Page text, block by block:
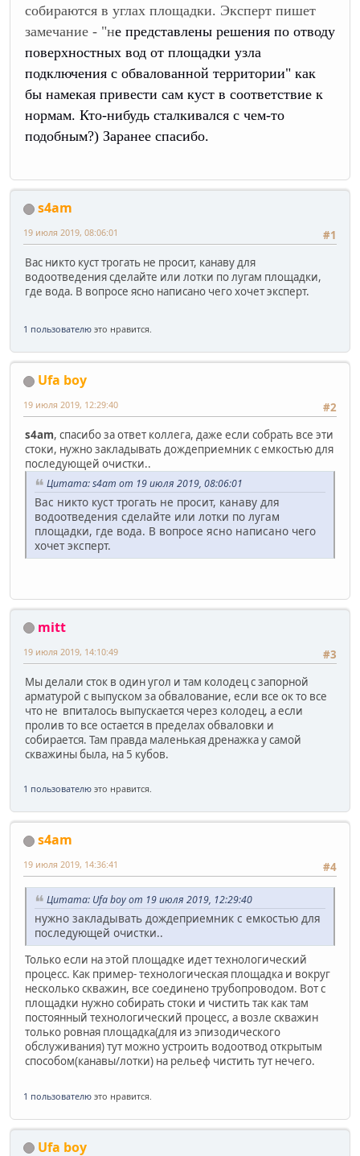
собираются в углах площадки. Эксперт пишет
замечание - "не представлены решения по отводу
поверхностных вод от площадки узла
подключения с обвалованной территории" как
бы намекая привести сам куст в соответствие к
нормам. Кто-нибудь сталкивался с чем-то
подобным?) Заранее спасибо.
s4am
#1
19 июля 2019, 08:06:01
Вас никто куст трогать не просит, канаву для
водоотведения сделайте или лотки по лугам площадки,
где вода. В вопросе ясно написано чего хочет эксперт.
1 пользователю это нравится.
Ufa boy
#2
19 июля 2019, 12:29:40
s4am, спасибо за ответ коллега, даже если собрать все эти
стоки, нужно закладывать дождеприемник с емкостью для
последующей очистки..
Цитата: s4am от 19 июля 2019, 08:06:01
Вас никто куст трогать не просит, канаву для
водоотведения сделайте или лотки по лугам
площадки, где вода. В вопросе ясно написано чего
хочет эксперт.
mitt
#3
19 июля 2019, 14:10:49
Мы делали сток в один угол и там колодец с запорной
арматурой с выпуском за обвалование, если все ок то все
что не впиталось выпускается через колодец, а если
пролив то все остается в пределах обваловки и
собирается. Там правда маленькая дренажка у самой
скважины была, на 5 кубов.
1 пользователю это нравится.
s4am
#4
19 июля 2019, 14:36:41
Цитата: Ufa boy от 19 июля 2019, 12:29:40
нужно закладывать дождеприемник с емкостью для
последующей очистки..
Только если на этой площадке идет технологический
процесс. Как пример- технологическая площадка и вокруг
несколько скважин, все соединено трубопроводом. Вот с
площадки нужно собирать стоки и чистить так как там
постоянный технологический процесс, а возле скважин
только ровная площадка(для из эпизодического
обслуживания) тут можно устроить водоотвод открытым
способом(канавы/лотки) на рельеф чистить тут нечего.
1 пользователю это нравится.
Ufa boy